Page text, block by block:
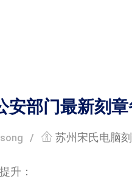
安部门最新刻
苏州宋氏电脑
升：